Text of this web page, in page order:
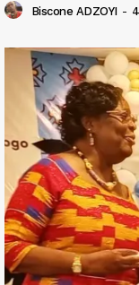
Biscone ADZOYI -